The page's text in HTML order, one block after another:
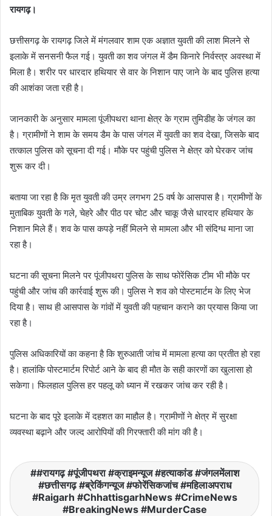
रायगढ़।
छत्तीसगढ़ के रायगढ़ जिले में मंगलवार शाम एक अज्ञात युवती की लाश मिलने से
इलाके में सनसनी फैल गई। युवती का शव जंगल में डैम किनारे निर्वस्त्र अवस्था में
मिला है। शरीर पर धारदार हथियार से वार के निशान पाए जाने के बाद पुलिस हत्या
की आशंका जता रही है।
जानकारी के अनुसार मामला पूंजीपथरा थाना क्षेत्र के ग्राम तुमिडीह के जंगल का
है। ग्रामीणों ने शाम के समय डैम के पास जंगल में युवती का शव देखा, जिसके बाद
तत्काल पुलिस को सूचना दी गई। मौके पर पहुंची पुलिस ने क्षेत्र को घेरकर जांच
शुरू कर दी।
बताया जा रहा है कि मृत युवती की उम्र लगभग 25 वर्ष के आसपास है। ग्रामीणों के
मुताबिक युवती के गले, चेहरे और पीठ पर चोट और चाकू जैसे धारदार हथियार के
निशान मिले हैं। शव के पास कपड़े नहीं मिलने से मामला और भी संदिग्ध माना जा
रहा है।
घटना की सूचना मिलने पर पूंजीपथरा पुलिस के साथ फोरेंसिक टीम भी मौके पर
पहुंची और जांच की कार्रवाई शुरू की। पुलिस ने शव को पोस्टमार्टम के लिए भेज
दिया है। साथ ही आसपास के गांवों में युवती की पहचान कराने का प्रयास किया जा
रहा है।
पुलिस अधिकारियों का कहना है कि शुरुआती जांच में मामला हत्या का प्रतीत हो रहा
है। हालांकि पोस्टमार्टम रिपोर्ट आने के बाद ही मौत के सही कारणों का खुलासा हो
सकेगा। फिलहाल पुलिस हर पहलू को ध्यान में रखकर जांच कर रही है।
घटना के बाद पूरे इलाके में दहशत का माहौल है। ग्रामीणों ने क्षेत्र में सुरक्षा
व्यवस्था बढ़ाने और जल्द आरोपियों की गिरफ्तारी की मांग की है।
#रायगढ़ #पूंजीपथरा #क्राइमन्यूज #हत्याकांड #जंगलमेंलाश
#छत्तीसगढ़ #ब्रेकिंगन्यूज #फोरेंसिकजांच #महिलाअपराध
#Raigarh #ChhattisgarhNews #CrimeNews
#BreakingNews #MurderCase